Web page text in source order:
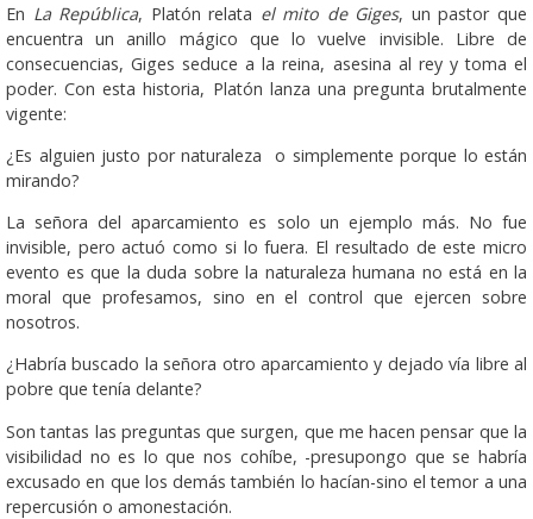
En La República, Platón relata el mito de Giges, un pastor que
encuentra un anillo mágico que lo vuelve invisible. Libre de
consecuencias, Giges seduce a la reina, asesina al rey y toma el
poder. Con esta historia, Platón lanza una pregunta brutalmente
vigente:
¿Es alguien justo por naturaleza o simplemente porque lo están
mirando?
La señora del aparcamiento es solo un ejemplo más. No fue
invisible, pero actuó como si lo fuera. El resultado de este micro
evento es que la duda sobre la naturaleza humana no está en la
moral que profesamos, sino en el control que ejercen sobre
nosotros.
¿Habría buscado la señora otro aparcamiento y dejado vía libre al
pobre que tenía delante?
Son tantas las preguntas que surgen, que me hacen pensar que la
visibilidad no es lo que nos cohíbe, -presupongo que se habría
excusado en que los demás también lo hacían-sino el temor a una
repercusión o amonestación.